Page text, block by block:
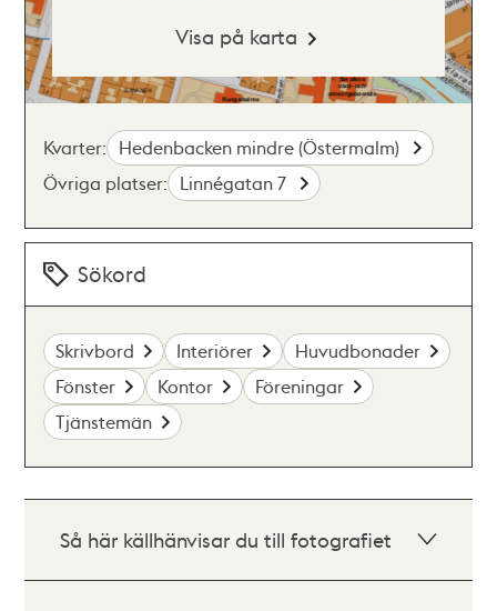
Visa på karta
Kvarter: Hedenbacken mindre (Östermalm)
Övriga platser: Linnégatan 7
Sökord
Skrivbord Interiörer
Huvudbonader
Fönster
Kontor
Föreningar
Tjänstemän
Så här källhänvisar du till fotografiet